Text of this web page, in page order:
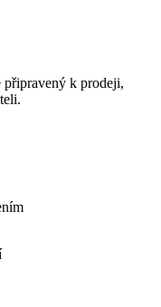
připravený k prodeji,